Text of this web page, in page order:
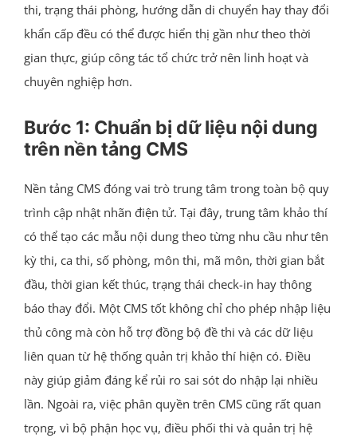
thi, trạng thái phòng, hướng dẫn di chuyển hay thay đổi
khẩn cấp đều có thể được hiển thị gần như theo thời
gian thực, giúp công tác tổ chức trở nên linh hoạt và
chuyên nghiệp hơn.
Bước 1: Chuẩn bị dữ liệu nội dung
trên nền tảng CMS
Nền tảng CMS đóng vai trò trung tâm trong toàn bộ quy
trình cập nhật nhãn điện tử. Tại đây, trung tâm khảo thí
có thể tạo các mẫu nội dung theo từng nhu cầu như tên
kỳ thi, ca thi, số phòng, môn thi, mã môn, thời gian bắt
đầu, thời gian kết thúc, trạng thái check-in hay thông
báo thay đổi. Một CMS tốt không chỉ cho phép nhập liệu
thủ công mà còn hỗ trợ đồng bộ đề thi và các dữ liệu
liên quan từ hệ thống quản trị khảo thí hiện có. Điều
này giúp giảm đáng kể rủi ro sai sót do nhập lại nhiều
lần. Ngoài ra, việc phân quyền trên CMS cũng rất quan
trọng, vì bộ phận học vụ, điều phối thi và quản trị hệ